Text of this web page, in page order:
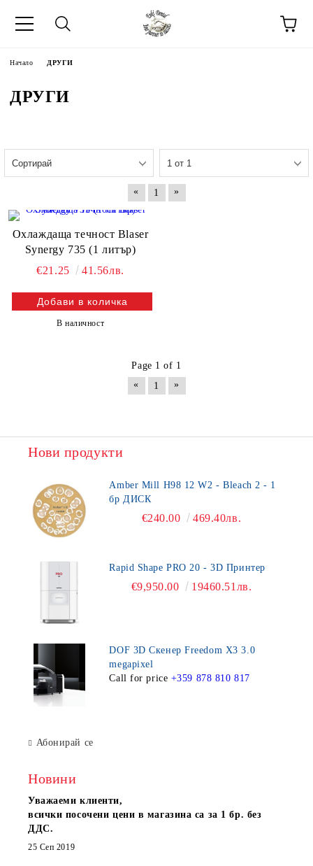
Начало ДРУГИ
ДРУГИ
« 1 »
Охлаждаща течност Blaser
Synergy 735 (1 литър)
€21.25
41.56лв.
В наличност
Page 1 of 1
«
1 »
Нови продукти
Amber Mill H98 12 W2 - Bleach 2 - 1
бр ДИСК
€240.00 469.40лв.
Rapid Shape PRO 20 - 3D Принтер
€9,950.00 19460.51лв.
DOF 3D Скенер Freedom X3 3.0
megapixel
Call for price +359 878 810 817
Абонирай се
Новини
Уважаеми клиенти,
всички посочени цени в магазина са за 1 бр. без
ДДС.
25 Сеп 2019